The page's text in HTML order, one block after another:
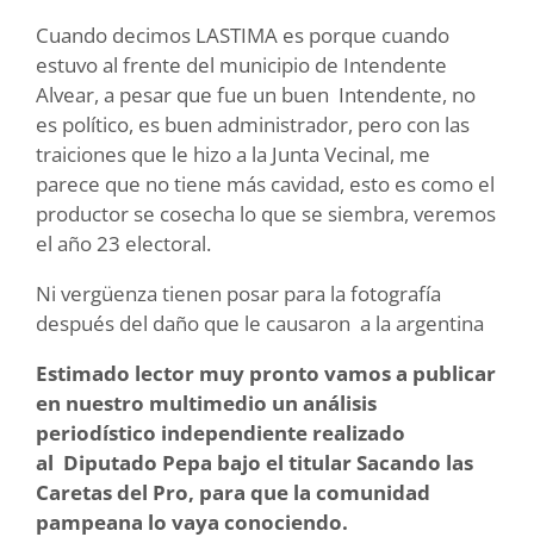
Cuando decimos LASTIMA es porque cuando
estuvo al frente del municipio de Intendente
Alvear, a pesar que fue un buen Intendente, no
es político, es buen administrador, pero con las
traiciones que le hizo a la Junta Vecinal, me
parece que no tiene más cavidad, esto es como el
productor se cosecha lo que se siembra, veremos
el año 23 electoral.
Ni vergüenza tienen posar para la fotografía
después del daño que le causaron a la argentina
Estimado lector muy pronto vamos a publicar
en nuestro multimedio un análisis
periodístico independiente realizado
al Diputado Pepa bajo el titular Sacando las
Caretas del Pro, para que la comunidad
pampeana lo vaya conociendo.